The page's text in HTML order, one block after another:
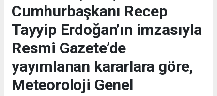
Cumhurbaşkanı Recep
Tayyip Erdoğan’ın imzasıyla
Resmi Gazete’de
yayımlanan kararlara göre,
Meteoroloji Genel